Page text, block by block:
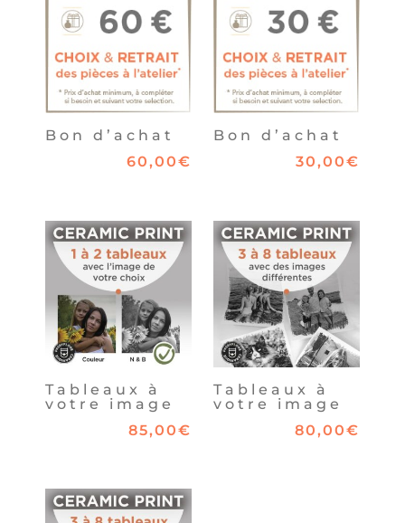
Bon d’achat
60,00€
Bon d’achat
30,00€
Tableaux à
votre image
85,00€
Tableaux à
votre image
80,00€